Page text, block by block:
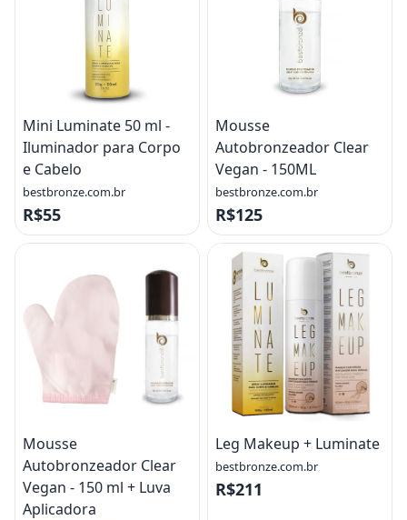
Mini Luminate 50 ml -
Iluminador para Corpo
e Cabelo
bestbronze.com.br
R$55
Mousse
Autobronzeador Clear
Vegan - 150ML
bestbronze.com.br
R$125
Mousse
Autobronzeador Clear
Vegan - 150 ml + Luva
Aplicadora
Leg Makeup + Luminate
bestbronze.com.br
R$211